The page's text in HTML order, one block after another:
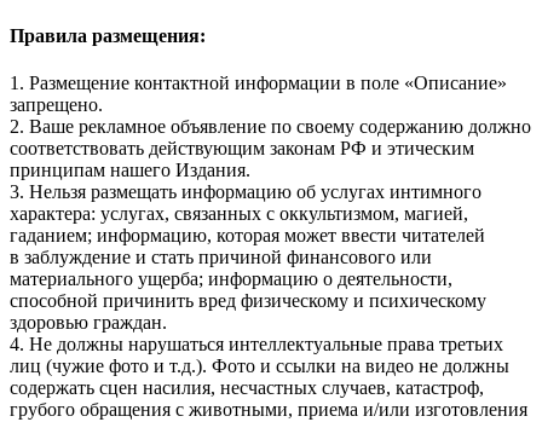
Правила размещения:
1. Размещение контактной информации в поле «Описание»
запрещено.
2. Ваше рекламное объявление по своему содержанию должно
соответствовать действующим законам РФ и этическим
принципам нашего Издания.
3. Нельзя размещать информацию об услугах интимного
характера: услугах, связанных с оккультизмом, магией,
гаданием; информацию, которая может ввести читателей
в заблуждение и стать причиной финансового или
материального ущерба; информацию о деятельности,
способной причинить вред физическому и психическому
здоровью граждан.
4. Не должны нарушаться интеллектуальные права третьих
лиц (чужие фото и т.д.). Фото и ссылки на видео не должны
содержать сцен насилия, несчастных случаев, катастроф,
грубого обращения с животными, приема и/или изготовления